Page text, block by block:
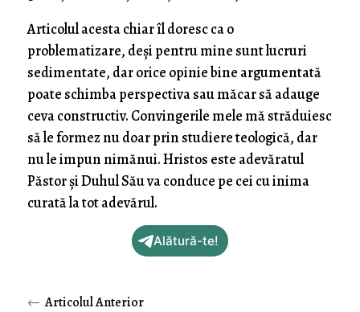
Articolul acesta chiar îl doresc ca o
problematizare, deși pentru mine sunt lucruri
sedimentate, dar orice opinie bine argumentată
poate schimba perspectiva sau măcar să adauge
ceva constructiv. Convingerile mele mă străduiesc
să le formez nu doar prin studiere teologică, dar
nu le impun nimănui. Hristos este adevăratul
Păstor și Duhul Său va conduce pe cei cu inima
curată la tot adevărul.
Alătură-te!
←